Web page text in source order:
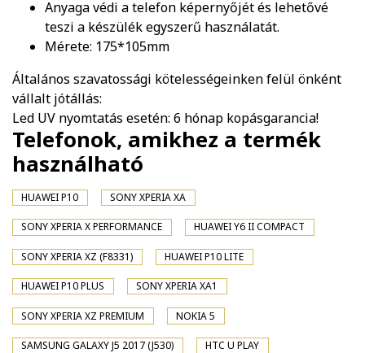
Anyaga védi a telefon képernyőjét és lehetővé
teszi a készülék egyszerű használatát.
Mérete: 175*105mm
Általános szavatossági kötelességeinken felül önként
vállalt jótállás:
Led UV nyomtatás esetén: 6 hónap kopásgarancia!
Telefonok, amikhez a termék
használható
HUAWEI P10 SONY XPERIA XA
SONY XPERIA X PERFORMANCE HUAWEI Y6 II COMPACT
SONY XPERIA XZ (F8331) HUAWEI P10 LITE
HUAWEI P10 PLUS SONY XPERIA XA1
SONY XPERIA XZ PREMIUM NOKIA 5
SAMSUNG GALAXY J5 2017 (J530) HTC U PLAY